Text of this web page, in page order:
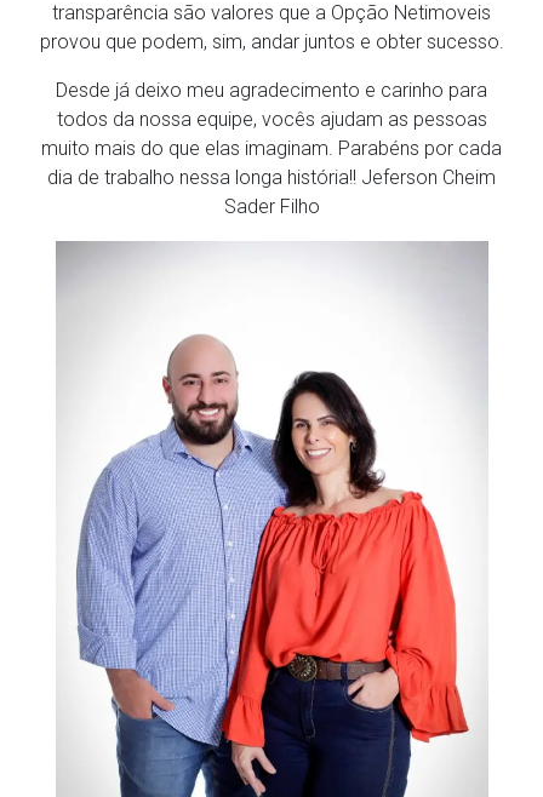
transparência são valores que a Opção Netimoveis
provou que podem, sim, andar juntos e obter sucesso.
Desde já deixo meu agradecimento e carinho para
todos da nossa equipe, vocês ajudam as pessoas
muito mais do que elas imaginam. Parabéns por cada
dia de trabalho nessa longa história!! Jeferson Cheim
Sader Filho